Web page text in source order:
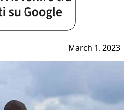
March 1, 2023